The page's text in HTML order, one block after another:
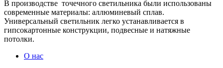
В производстве точечного светильника были использованы
современные материалы: аллюминевый сплав.
Универсальный светильник легко устанавливается в
гипсокартонные конструкции, подвесные и натяжные
потолки.
О нас